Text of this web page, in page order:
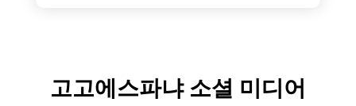
고고에스파냐 소셜 미디어